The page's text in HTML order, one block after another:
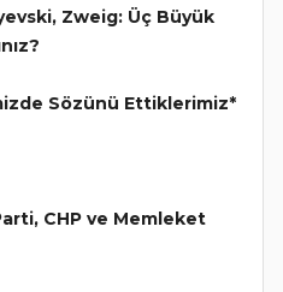
Zweig: Üç Büyük
Sözünü Ettiklerimiz*
CHP ve Memleket